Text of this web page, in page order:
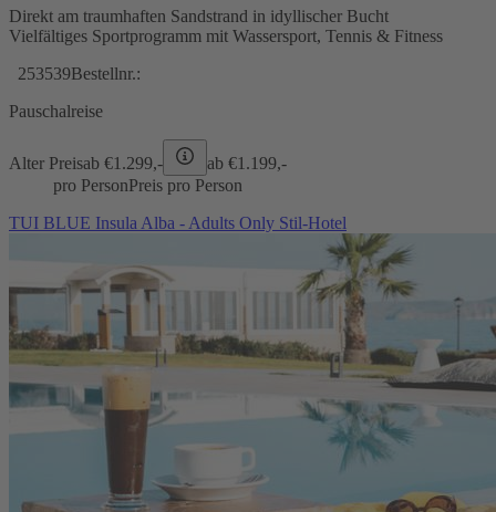
Direkt am traumhaften Sandstrand in idyllischer Bucht
Vielfältiges Sportprogramm mit Wassersport, Tennis & Fitness
253539Bestellnr.:
Pauschalreise
Alter Preisab €1.299,- ab €1.199,-
pro PersonPreis pro Person
TUI BLUE Insula Alba - Adults Only Stil-Hotel